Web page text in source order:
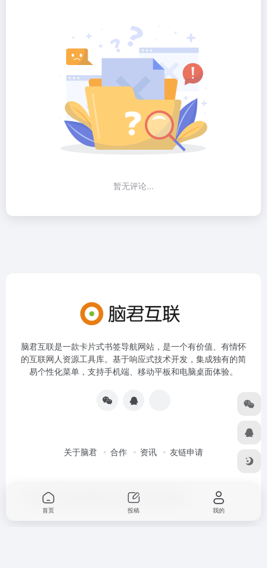
暂无评论...
脑君互联是一款卡片式书签导航网站，是一个有价值、有情怀
的互联网人资源工具库。基于响应式技术开发，集成独有的简
易个性化菜单，支持手机端、移动平板和电脑桌面体验。
关于脑君 合作 资讯 友链申请
Copyright © 2026 京ICP备19022836号-4
首页 投稿 我的